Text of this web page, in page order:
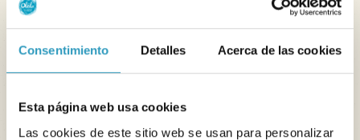
Consentimiento Detalles Acerca de las cookies
Esta página web usa cookies
Las cookies de este sitio web se usan para personalizar